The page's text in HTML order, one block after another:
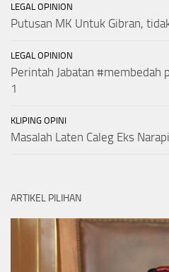
LEGAL OPINION
Putusan MK Untuk Gibran,
LEGAL OPINION
Perintah Jabatan #membedah
1
KLIPING OPINI
Masalah Laten Caleg Eks
ARTIKEL PILIHAN